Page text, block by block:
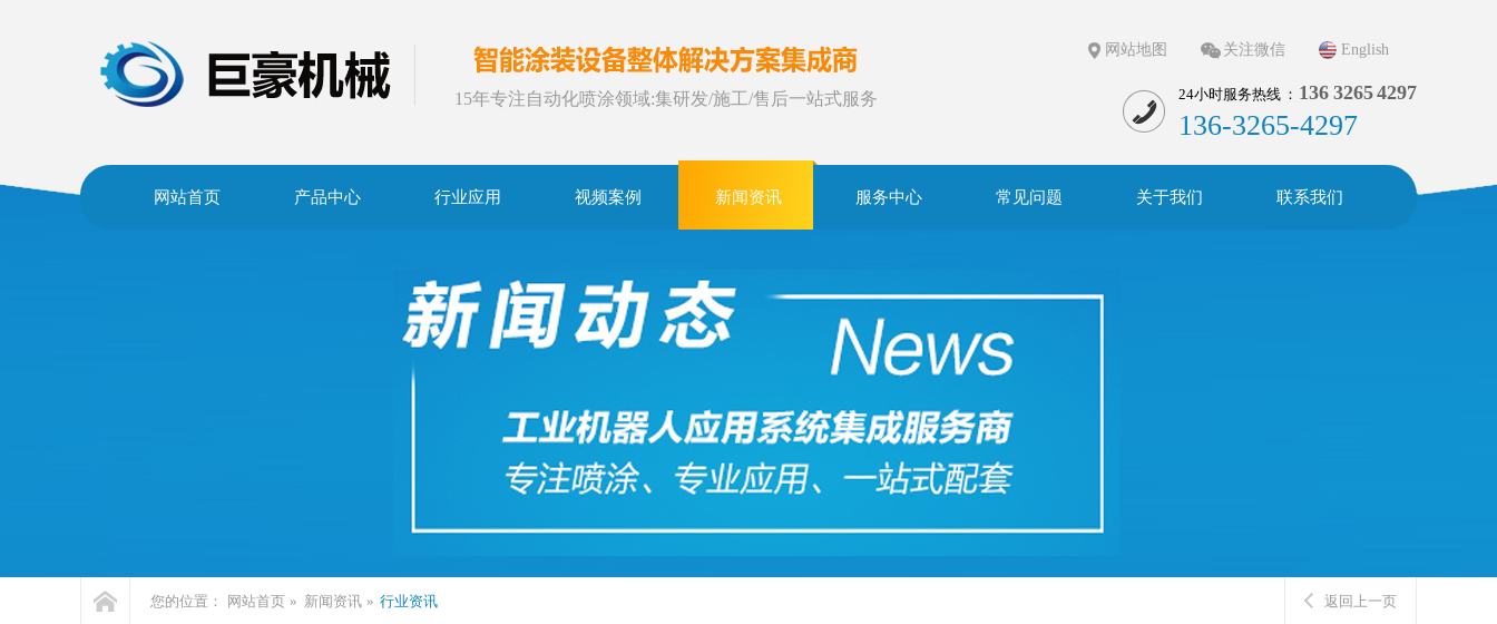
15年专注自动化喷涂领域:集研发/施工/售后一站式服务
网站地图 关注微信 English
24小时服务热线 ： 136 3265 4297
136-3265-4297
网站首页 产品中心 行业应用 视频案例 新闻资讯 服务中心 常见问题 关于我们 联系我们
您的位置： 网站首页 » 新闻资讯 » 行业资讯 返回上一页